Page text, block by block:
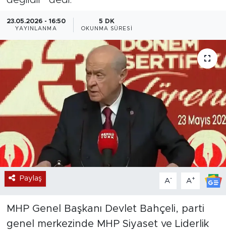
23.05.2026 - 16:50
YAYINLANMA
5 DK
OKUNMA SÜRESI
Paylaş A- A+
MHP Genel Başkanı Devlet Bahçeli, parti
genel merkezinde MHP Siyaset ve Liderlik
Turizm